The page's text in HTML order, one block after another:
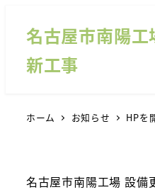
名古屋市南陽
新工事
ホーム お知らせ HPを
名古屋市南陽工場 設備